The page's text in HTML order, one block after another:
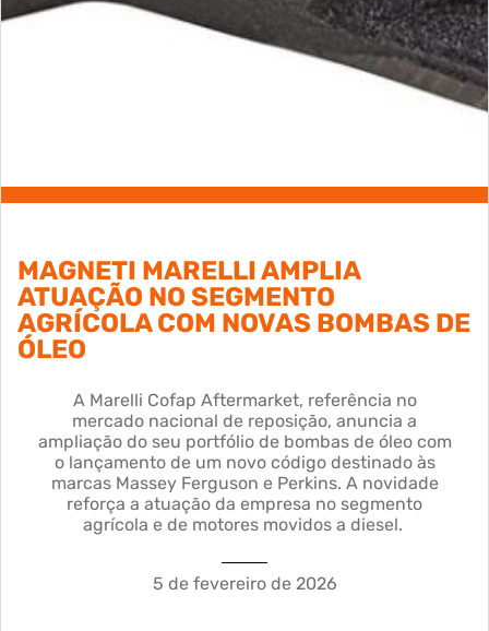
MAGNETI MARELLI AMPLIA
ATUAÇÃO NO SEGMENTO
AGRÍCOLA COM NOVAS BOMBAS DE
ÓLEO
A Marelli Cofap Aftermarket, referência no
mercado nacional de reposição, anuncia a
ampliação do seu portfólio de bombas de óleo com
o lançamento de um novo código destinado às
marcas Massey Ferguson e Perkins. A novidade
reforça a atuação da empresa no segmento
agrícola e de motores movidos a diesel.
5 de fevereiro de 2026